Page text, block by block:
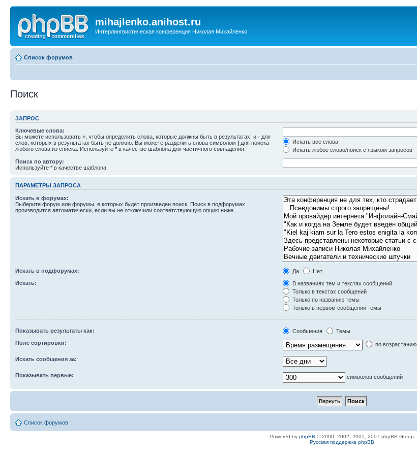
mihajlenko.anihost.ru
Интерлингвистическая конференция Николая Михайленко
Список форумов
Поиск
ЗАПРОС
Ключевые слова:
Вы можете использовать + , чтобы определить слова, которые должны быть в результатах, и - для
слов, которых в результатах быть не должно. Вы можете разделить слова символом | для поиска
любого слова из списка. Используйте * в качестве шаблона для частичного совпадения.
Искать все слова
Искать любое слово/поиск с языком запросов
Поиск по автору:
Используйте * в качестве шаблона.
ПАРАМЕТРЫ ЗАПРОСА
Искать в форумах:
Выберите форум или форумы, в которых будет произведен поиск. Поиск в подфорумах
производится автоматически, если вы не отключили соответствующую опцию ниже.
Искать в подфорумах: Да
Нет
Искать:
В названиях тем и текстах сообщений
Только в текстах сообщений
Только по названию темы
Только в первом сообщении темы
Показывать результаты как: Сообщения
Темы
Поле сортировки:
по возрастанию
Искать сообщения за:
Показывать первые: символов сообщений
Список форумов
Powered by phpBB © 2000, 2002, 2005, 2007 phpBB Group
Русская поддержка phpBB